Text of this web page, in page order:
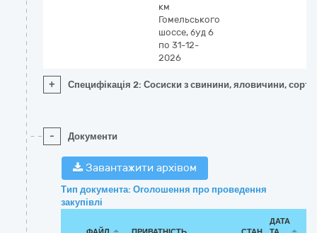
км
Гомельського
шоссе, буд 6
по 31-12-
2026
+ Специфікація 2: Сосиски з свинини, яловичини, сорт
- Документи
Завантажити архівом
Тип документа: Оголошення про проведення
закупівлі
ДАТА